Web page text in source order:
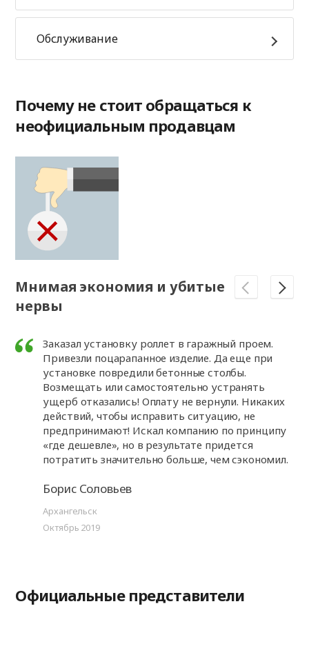
Обслуживание
Почему не стоит обращаться к
неофициальным продавцам
Мнимая экономия и убитые
нервы
Заказал установку роллет в гаражный проем.
Привезли поцарапанное изделие. Да еще при
установке повредили бетонные столбы.
Возмещать или самостоятельно устранять
ущерб отказались! Оплату не вернули. Никаких
действий, чтобы исправить ситуацию, не
предпринимают! Искал компанию по принципу
«где дешевле», но в результате придется
потратить значительно больше, чем сэкономил.
Борис Соловьев
Архангельск
Октябрь 2019
Официальные представители